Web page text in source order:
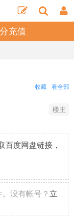
充值
看全部
收藏
楼主
百度网盘链接，
没有帐号？ 立